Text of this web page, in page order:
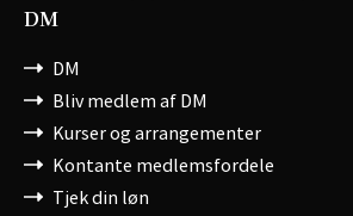
DM
DM
Bliv medlem af DM
Kurser og arrangementer
Kontante medlemsfordele
Tjek din løn